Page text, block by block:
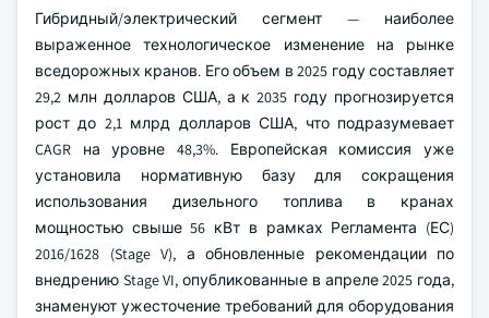
Гибридный/электрический сегмент — наиболее
выраженное технологическое изменение на рынке
вседорожных кранов. Его объем в 2025 году составляет
29,2 млн долларов США, а к 2035 году прогнозируется
рост до 2,1 млрд долларов США, что подразумевает
CAGR на уровне 48,3%. Европейская комиссия уже
установила нормативную базу для сокращения
использования дизельного топлива в кранах
мощностью свыше 56 кВт в рамках Регламента (ЕС)
2016/1628 (Stage V), а обновленные рекомендации по
внедрению Stage VI, опубликованные в апреле 2025 года,
знаменуют ужесточение требований для оборудования